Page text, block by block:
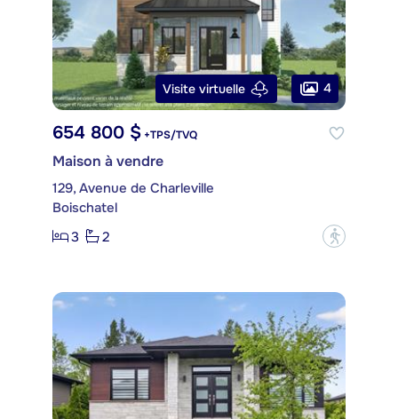
Visite virtuelle 4
654 800 $ +TPS/TVQ
Maison à vendre
129, Avenue de Charleville
Boischatel
3
2 ?